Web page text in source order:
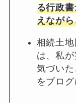
る行政
えなが
相続土
は、私
気づい
をブロ